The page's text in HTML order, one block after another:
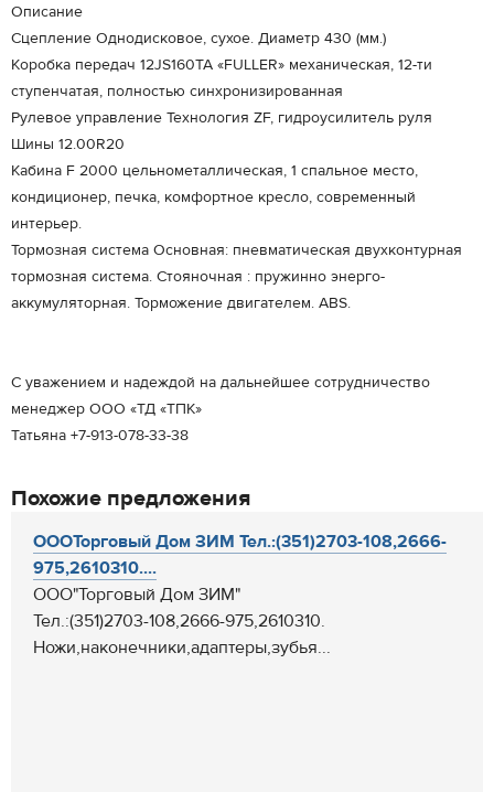
Описание
Сцепление Однодисковое, сухое. Диаметр 430 (мм.)
Коробка передач 12JS160TA «FULLER» механическая, 12-ти
ступенчатая, полностью синхронизированная
Рулевое управление Технология ZF, гидроусилитель руля
Шины 12.00R20
Кабина F 2000 цельнометаллическая, 1 спальное место,
кондиционер, печка, комфортное кресло, современный
интерьер.
Тормозная система Основная: пневматическая двухконтурная
тормозная система. Стояночная : пружинно энерго-
аккумуляторная. Торможение двигателем. ABS.
С уважением и надеждой на дальнейшее сотрудничество
менеджер ООО «ТД «ТПК»
Татьяна +7-913-078-33-38
Похожие предложения
ОООТорговый Дом ЗИМ Тел.:(351)2703-108,2666-
975,2610310....
ООО"Торговый Дом ЗИМ"
Тел.:(351)2703-108,2666-975,2610310.
Ножи,наконечники,адаптеры,зубья...